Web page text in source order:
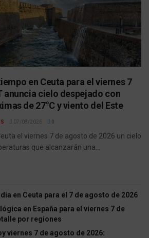
en Ceuta para el viernes 7
anuncia cielo despejado con
de 27°C y viento del Este
07/08/2026
el viernes 7 de agosto de 2026 un cielo
que alcanzarán una...
en Ceuta para el 7 de agosto de 2026
en España para el viernes 7 de
por regiones
viernes 7 de agosto de 2026: